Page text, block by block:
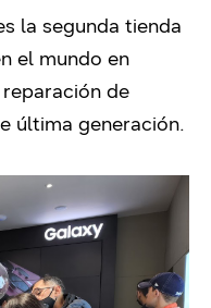
la segunda tienda
el mundo en
de
última generación.